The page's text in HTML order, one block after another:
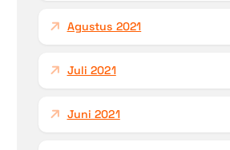
Agustus 2021
Juli 2021
Juni 2021